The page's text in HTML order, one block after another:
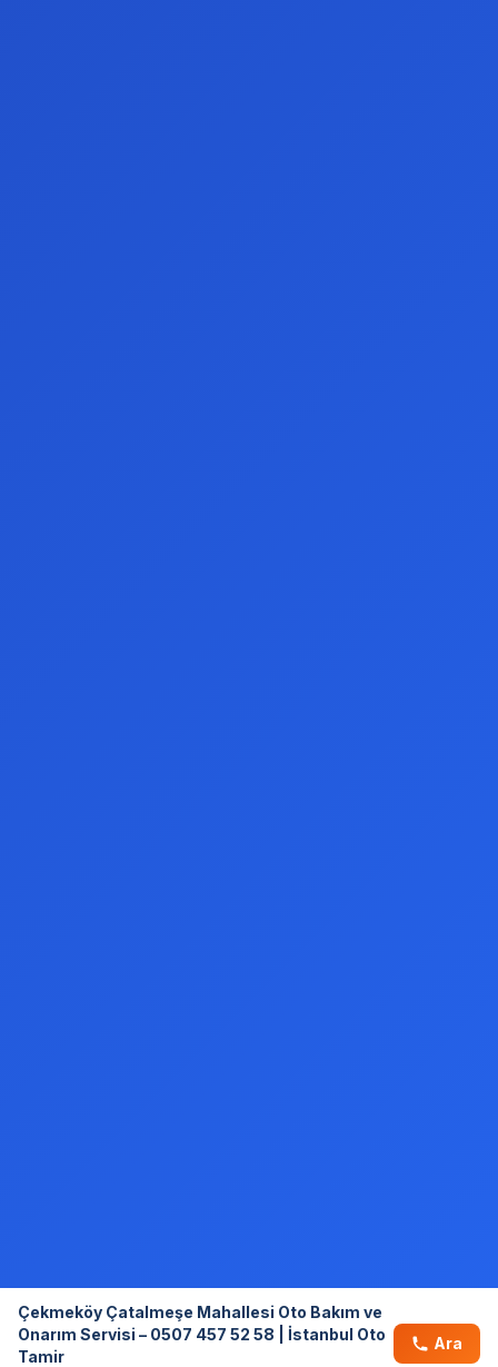
Çekmeköy Çatalmeşe Mahallesi Oto Bakım ve
Onarım Servisi – 0507 457 52 58 | İstanbul Oto
Tamir
Ara